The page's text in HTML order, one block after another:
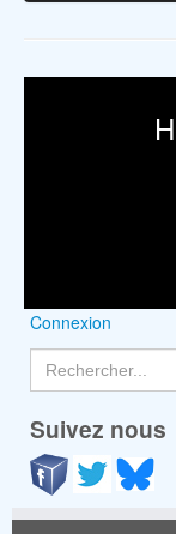
Connexion
Search
for:
Suivez nous